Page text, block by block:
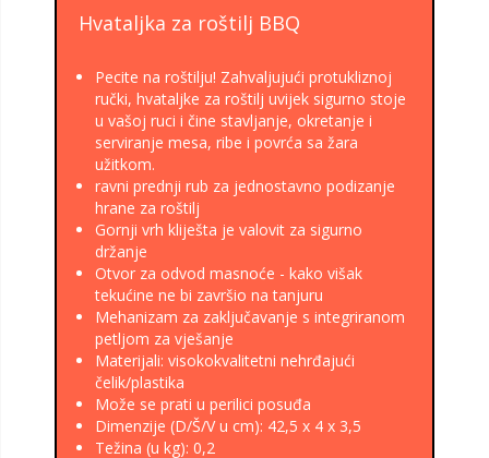
Hvataljka za roštilj BBQ
Pecite na roštilju! Zahvaljujući protukliznoj
ručki, hvataljke za roštilj uvijek sigurno stoje
u vašoj ruci i čine stavljanje, okretanje i
serviranje mesa, ribe i povrća sa žara
užitkom.
ravni prednji rub za jednostavno podizanje
hrane za roštilj
Gornji vrh kliješta je valovit za sigurno
držanje
Otvor za odvod masnoće - kako višak
tekućine ne bi završio na tanjuru
Mehanizam za zaključavanje s integriranom
petljom za vješanje
Materijali: visokokvalitetni nehrđajući
čelik/plastika
Može se prati u perilici posuđa
Dimenzije (D/Š/V u cm): 42,5 x 4 x 3,5
Težina (u kg): 0,2